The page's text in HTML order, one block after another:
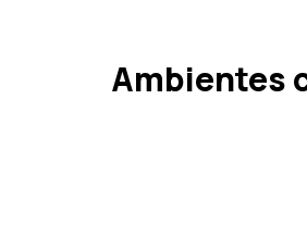
Ambientes